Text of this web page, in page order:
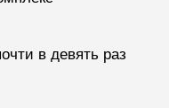
в девять раз